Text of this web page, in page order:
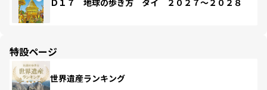
Ｄ１７ 地球の歩き方 タイ ２０２７～２０２８
特設ページ
世界遺産ランキング